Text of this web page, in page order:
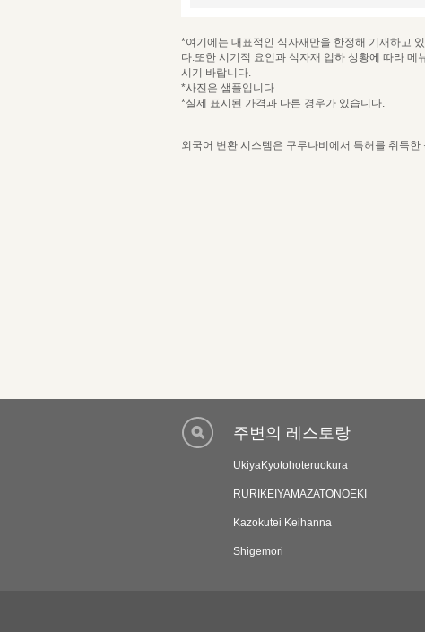
*여기에는 대표적인 식자재만을 한정해 기재하고
다.또한 시기적 요인과 식자재 입하 상황에 따라
시기 바랍니다.
*사진은 샘플입니다.
*실제 표시된 가격과 다른 경우가 있습니다.
외국어 변환 시스템은 구루나비에서 특허를 취득
주변의 레스토랑
UkiyaKyotohoteruokura
RURIKEIYAMAZATONOEKI
Kazokutei Keihanna
Shigemori